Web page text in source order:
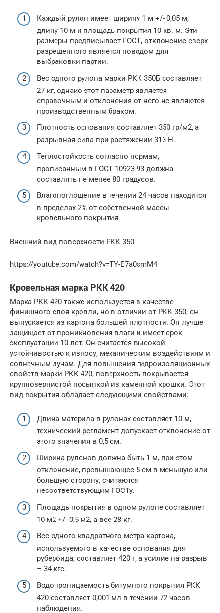
Каждый рулон имеет ширину 1 м +/- 0,05 м,
длину 10 м и площадь покрытия 10 кв. м. Эти
размеры предписывает ГОСТ, отклонение сверх
разрешенного является поводом для
выбраковки партии.
Вес одного рулона марки РКК 350Б составляет
27 кг, однако этот параметр является
справочным и отклонения от него не являются
производственным браком.
Плотность основания составляет 350 гр/м2, а
разрывная сила при растяжении 313 H.
Теплостойкость согласно нормам,
прописанным в ГОСТ 10923-93 должна
составлять не менее 80 градусов.
Влагопоглощение в течении 24 часов находится
в пределах 2% от собственной массы
кровельного покрытия.
Внешний вид поверхности РКК 350
https://youtube.com/watch?v=TY-E7a0smM4
Кровельная марка РКК 420
Марка РКК 420 также используется в качестве
финишного слоя кровли, но в отличии от РКК 350, он
выпускается из картона большей плотности. Он лучше
защищает от проникновения влаги и имеет срок
эксплуатации 10 лет. Он считается высокой
устойчивостью к износу, механическим воздействиям и
солнечным лучам. Для повышения гидроизоляционных
свойств марки РКК 420, поверхность покрывается
крупнозернистой посыпкой из каменной крошки. Этот
вид покрытия обладает следующими свойствами:
Длина материла в рулонах составляет 10 м,
технический регламент допускает отклонение от
этого значения в 0,5 см.
Ширина рулонов должна быть 1 м, при этом
отклонение, превышающее 5 см в меньшую или
большую сторону, считаются
несоответствующим ГОСТу.
Площадь покрытия в одном рулоне составляет
10 м2 +/- 0,5 м2, а вес 28 кг.
Вес одного квадратного метра картона,
используемого в качестве основания для
рубероида, составляет 420 г, а усилие на разрыв
– 34 кгс.
Водопроницаемость битумного покрытия РКК
420 составляет 0,001 мл в течении 72 часов
наблюдения.